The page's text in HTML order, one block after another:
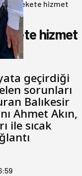
memlekete hizmet
hizmet
geçirdiği
sorunları
Balıkesir
Ahmet Akın,
ile sıcak